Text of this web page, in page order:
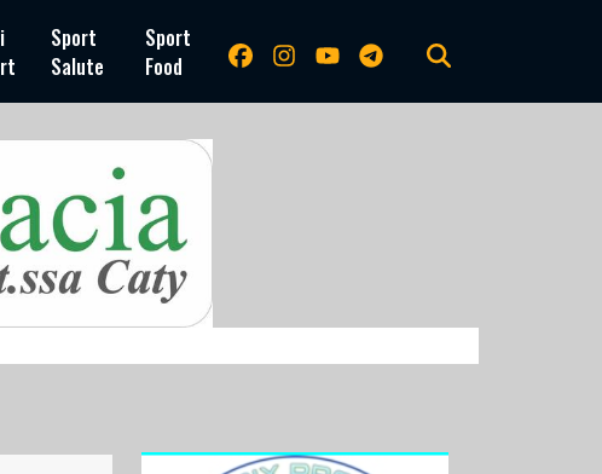
Sport
Salute
Sport
Food